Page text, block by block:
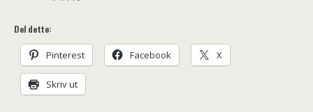
Del dette:
Pinterest Facebook X
Skriv ut